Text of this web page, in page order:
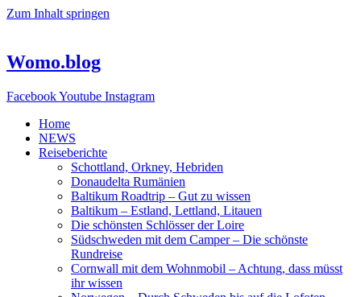
Zum Inhalt springen
Womo.blog
FacebookYoutube Instagram
Home
NEWS
Reiseberichte
Schottland, Orkney, Hebriden
Donaudelta Rumänien
Baltikum Roadtrip – Gut zu wissen
Baltikum – Estland, Lettland, Litauen
Die schönsten Schlösser der Loire
Südschweden mit dem Camper – Die schönste
Rundreise
Cornwall mit dem Wohnmobil – Achtung, dass müsst
ihr wissen